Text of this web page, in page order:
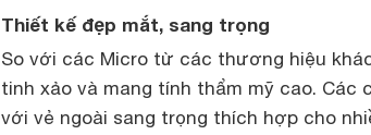
Thiết kế đẹp mắt, sang trọng
So với các Micro từ các thương hiệu
tinh xảo và mang tính thẩm mỹ cao. Các
với vẻ ngoài sang trọng thích hợp cho